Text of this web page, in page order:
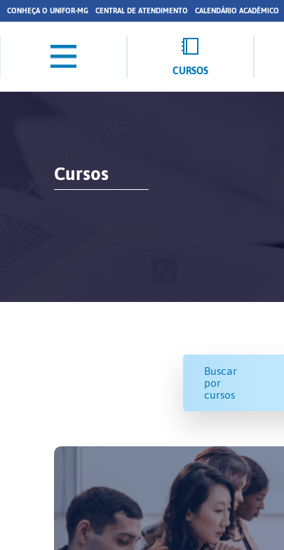
CONHEÇA O UNIFOR-MG CENTRAL DE ATENDIMENTO CALENDÁRIO ACADÊMICO
CURSOS
Cursos
Buscar
por
cursos